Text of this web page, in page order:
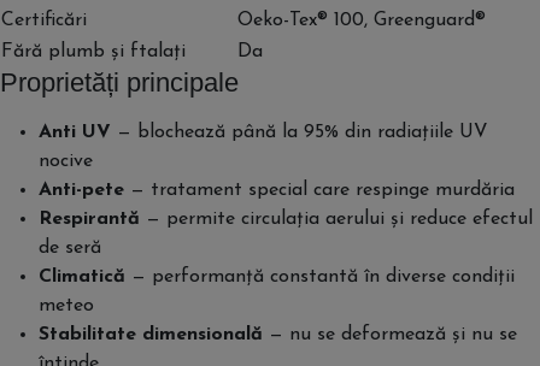
Certificări
Oeko-Tex® 100, Greenguard®
Fără plumb și ftalați
Da
Proprietăți principale
Anti UV — blochează până la 95% din radiațiile UV
nocive
Anti-pete — tratament special care respinge murdăria
Respirantă — permite circulația aerului și reduce efectul
de seră
Climatică — performanță constantă în diverse condiții
meteo
Stabilitate dimensională — nu se deformează și nu se